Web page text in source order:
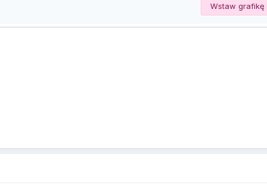
Wstaw grafikę